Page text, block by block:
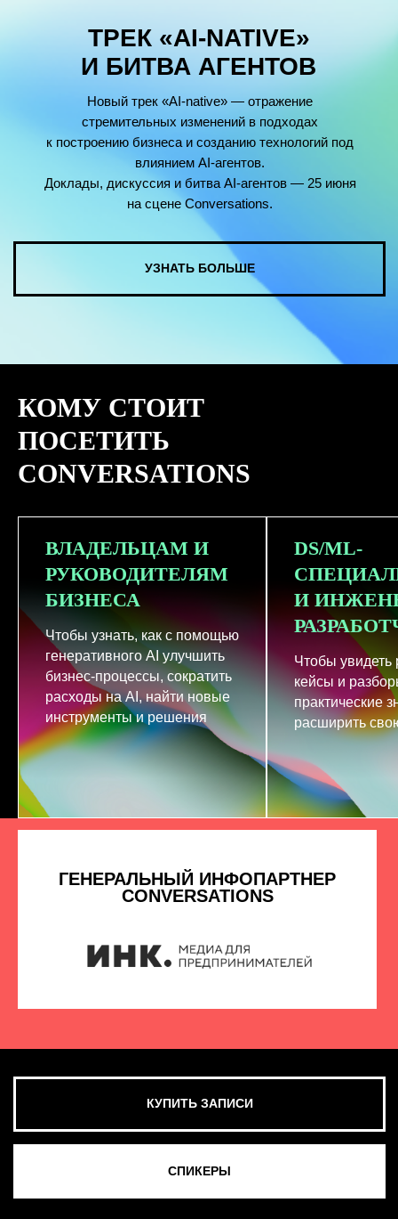
КОМУ СТОИТ
ПОСЕТИТЬ
CONVERSATIONS
ВЛАДЕЛЬЦАМ И
РУКОВОДИТЕЛЯМ
БИЗНЕСА
Чтобы узнать, как с помощью
генеративного AI улучшить
бизнес-процессы, сократить
расходы на AI, найти новые
инструменты и решения
DS/ML-
И
Чтобы увидеть
кейсы и
практические
расширить
СМОТРЕТЬ ВСЕ ФОТО